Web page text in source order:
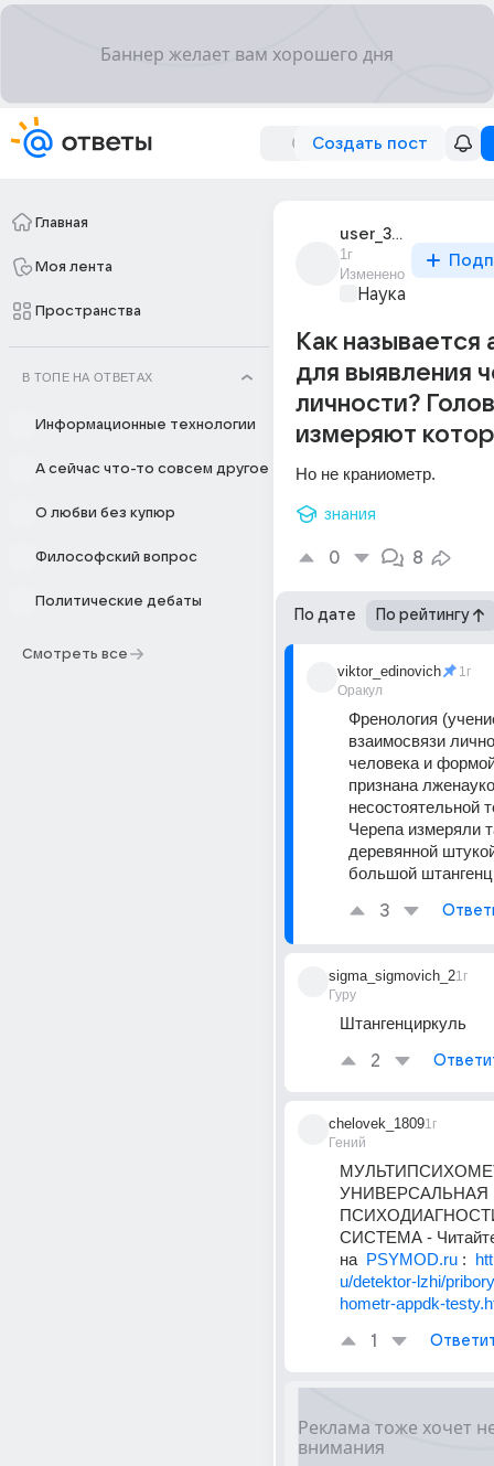
Создать пост
Главная
Моя лента
Пространства
В ТОПЕ НА ОТВЕТАХ
Информационные технологии
А сейчас что-то совсем другое
О любви без купюр
Философский вопрос
Политические дебаты
Смотреть все
user_30811871
1г
Изменено
Наука
Как называется
для выявления
личности?
измеряют
Но не краниометр.
знания
0 8
По дате По рейтингу
viktor_edinovich
Оракул
1г
Френология
взаимосвязи
человека и
признана
несостоятельной
Черепа измеряли
деревянной
большой
3
sigma_sigmovich_2
Гуру
1г
Штангенциркуль
2
chelovek_1809
Гений
1г
УНИВЕРСАЛЬНАЯ
СИСТЕМА -
на PSYMOD.ru :
u/detektor-lzhi/
hometr-appdk-
1